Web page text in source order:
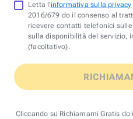
Letta l'informativa sulla privacy
2016/679 do il consenso al
ricevere contatti telefonici
sulla disponibilità del servizio,
(facoltativo).
Cliccando su Richiamami Gratis